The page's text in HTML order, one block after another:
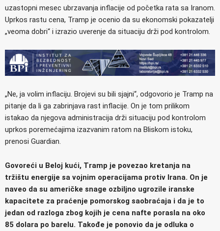
uzastopni mesec ubrzavanja inflacije od početka rata sa Iranom.
Uprkos rastu cena, Tramp je ocenio da su ekonomski pokazatelji
„veoma dobri“ i izrazio uverenje da situaciju drži pod kontrolom.
„Ne, ja volim inflaciju. Brojevi su bili sjajni“, odgovorio je Tramp na
pitanje da li ga zabrinjava rast inflacije. On je tom prilikom
istakao da njegova administracija drži situaciju pod kontrolom
uprkos poremećajima izazvanim ratom na Bliskom istoku,
prenosi Guardian.
Govoreći u Beloj kući, Tramp je povezao kretanja na
tržištu energije sa vojnim operacijama protiv Irana. On je
naveo da su američke snage ozbiljno ugrozile iranske
kapacitete za praćenje pomorskog saobraćaja i da je to
jedan od razloga zbog kojih je cena nafte porasla na oko
85 dolara po barelu. Takođe je ponovio da je odluka o